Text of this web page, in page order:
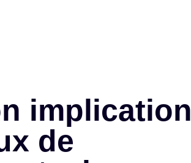
implication
de